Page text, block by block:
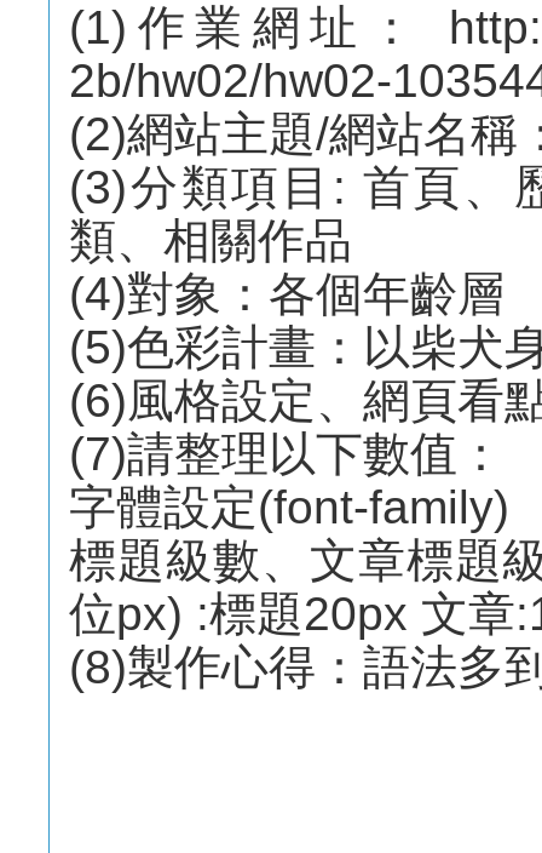
(1)作業網址：
2b/hw02/hw02-
(2)網站主題/網站名稱
(3)分類項目: 首頁、
類、相關作品
(4)對象：各個年齡層
(5)色彩計畫：以柴犬
(6)風格設定、網頁看
(7)請整理以下數值：
字體設定(font-family)
標題級數、文章標題
位px) :標題20px 文章
(8)製作心得：語法多